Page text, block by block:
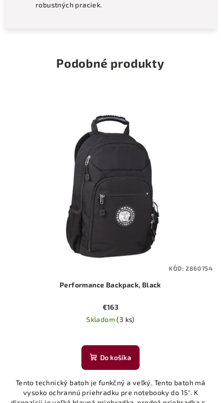
robustných praciek.
Podobné produkty
Performance Backpack, Black
€163
Skladom(3 ks)
hodnotenie
produktu
z
5
Do košíka
Tento technický batoh je funkčný a veľký. Tento batoh má
vysoko ochrannú priehradku pre notebooky do 15". K
KÓD:2860754